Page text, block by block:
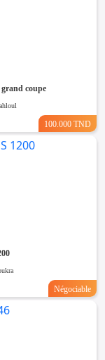
coupe
100.000 TND
Négociable